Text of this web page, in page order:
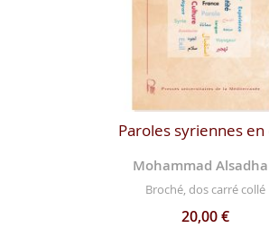
Paroles syriennes en
Mohammad
Broché, dos carré collé
20,00 €